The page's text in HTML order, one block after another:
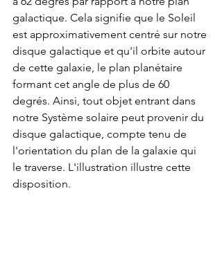
galactique. Cela signifie que le Soleil
est approximativement centré sur notre
disque galactique et qu'il orbite autour
de cette galaxie, le plan planétaire
formant cet angle de plus de 60
degrés. Ainsi, tout objet entrant dans
notre Système solaire peut provenir du
disque galactique, compte tenu de
l'orientation du plan de la galaxie qui
le traverse. L'illustration illustre cette
disposition.